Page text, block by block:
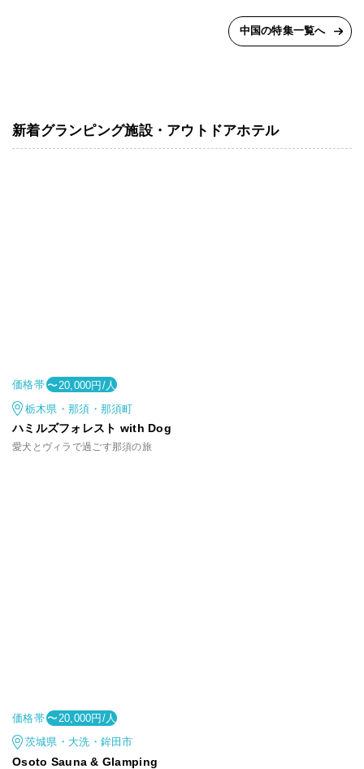
中国の特集一覧へ
新着グランピング施設・アウトドアホテル
価格帯 〜20,000円/人
栃木県・那須・那須町
ハミルズフォレスト with Dog
愛犬とヴィラで過ごす那須の旅
価格帯 〜20,000円/人
茨城県・大洗・鉾田市
Osoto Sauna & Glamping